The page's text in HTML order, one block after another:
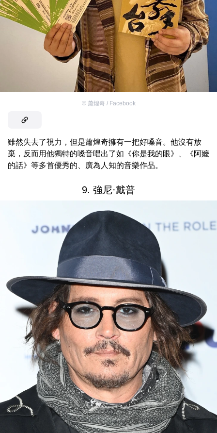
© 蕭煌奇 / Facebook
雖然失去了視力，但是蕭煌奇擁有一把好嗓音。他沒有放
棄，反而用他獨特的嗓音唱出了如《你是我的眼》、《阿嬤
的話》等多首優秀的、廣為人知的音樂作品。
9. 強尼·戴普